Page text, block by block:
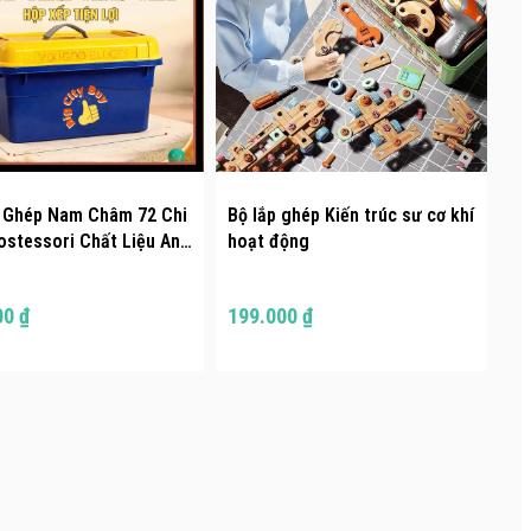
Nam Châm 72 Chi
Chất Liệu An
₫
Bộ lắp ghép Kiến trúc sư cơ khí
hoạt động
199.000 ₫